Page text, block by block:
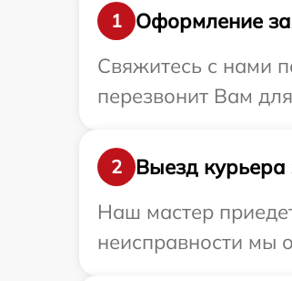
1
Оформление
Свяжитесь с нами
перезвонит Вам
2
Выезд курьера
Наш мастер
неисправности мы